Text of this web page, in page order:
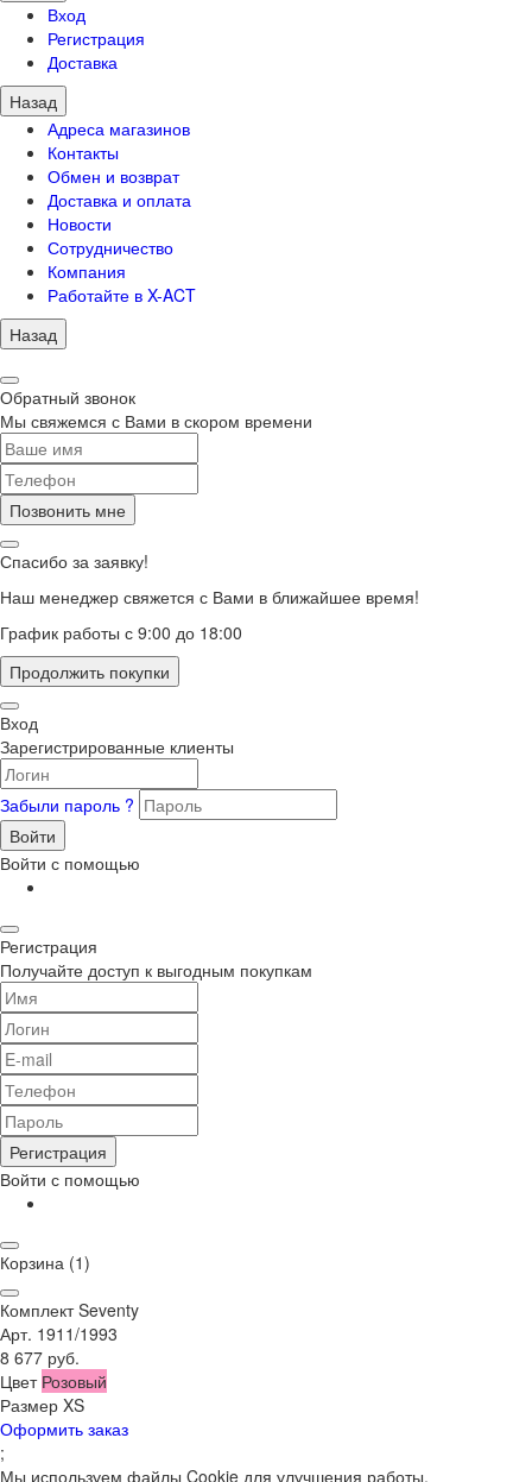
Вход
Регистрация
Доставка
Назад
Адреса магазинов
Контакты
Обмен и возврат
Доставка и оплата
Новости
Сотрудничество
Компания
Работайте в X-ACT
Назад
Обратный звонок
Мы свяжемся с Вами в скором времени
Позвонить мне
Спасибо за заявку!
Наш менеджер свяжется с Вами в ближайшее время!
График работы с 9:00 до 18:00
Продолжить покупки
Вход
Зарегистрированные клиенты
Забыли пароль ?
Войти
Войти с помощью
Регистрация
Получайте доступ к выгодным покупкам
Регистрация
Войти с помощью
Корзина (1)
Комплект Seventy
Арт. 1911/1993
8 677 руб.
Цвет Розовый
Размер XS
Оформить заказ
;
Мы используем файлы Cookie для улучшения работы,